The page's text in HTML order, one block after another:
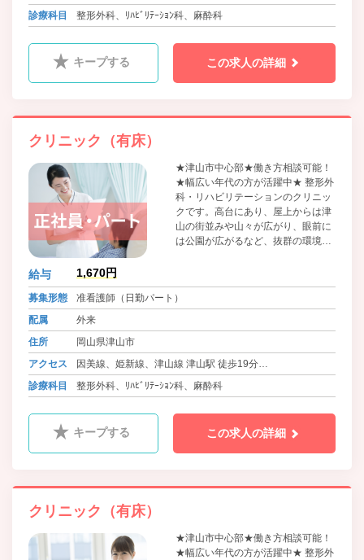
バス 中鉄ほくぶバス等 文化センター北口 徒歩2分
診療科目 整形外科、ﾘﾊﾋﾞﾘﾃｰｼｮﾝ科、麻酔科
キープする この求人の詳細
クリニック（有床）
★津山市中心部★働き方相談可能！
★幅広い年代の方が活躍中★ 整形外
科・リハビリテーションのクリニッ
クです。高台にあり、屋上からは津
山の街並みや山々が広がり、眼前に
は公園が広がるなど、抜群の環境で
給与 1,670円
募集形態
准看護師（日勤パート）
配属
外来
住所
岡山県津山市
アクセス
因美線、姫新線、津山線 津山駅 徒歩19分
バス 中鉄ほくぶバス等 文化センター北口 徒歩2分
診療科目 整形外科、ﾘﾊﾋﾞﾘﾃｰｼｮﾝ科、麻酔科
キープする この求人の詳細
クリニック（有床）
★津山市中心部★働き方相談可能！
★幅広い年代の方が活躍中★ 整形外